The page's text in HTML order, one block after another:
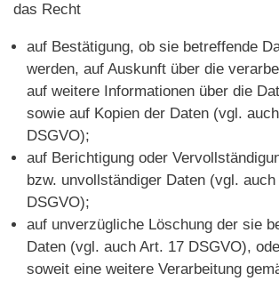
das Recht
auf Bestätigung, ob sie betreffende
werden, auf Auskunft über die
auf weitere Informationen über die
sowie auf Kopien der Daten (vgl.
DSGVO);
auf Berichtigung oder
bzw. unvollständiger Daten (vgl.
DSGVO);
auf unverzügliche Löschung der sie
Daten (vgl. auch Art. 17 DSGVO),
soweit eine weitere Verarbeitung